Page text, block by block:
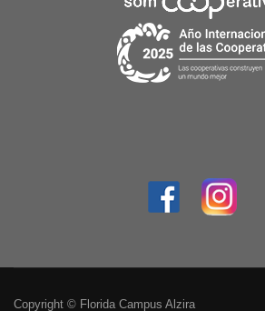
Copyright © Florida Campus Alzira